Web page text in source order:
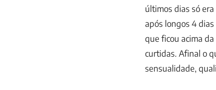
últimos dias só
após longos 4
que ficou acima
curtidas. Afinal o
sensualidade,